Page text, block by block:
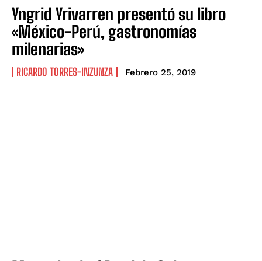
Yngrid Yrivarren presentó su libro
«México-Perú, gastronomías
milenarias»
RICARDO TORRES-INZUNZA Febrero 25, 2019